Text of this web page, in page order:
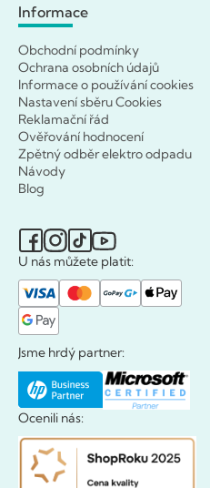
Informace
Obchodní podmínky
Ochrana osobních údajů
Informace o používání cookies
Nastavení sběru Cookies
Reklamační řád
Ověřování hodnocení
Zpětný odběr elektro odpadu
Návody
Blog
U nás můžete platit:
Jsme hrdý partner:
Ocenili nás: